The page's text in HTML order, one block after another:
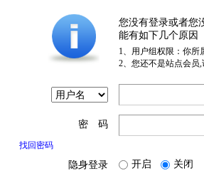
您没有登录或者您
能有如下几个原因
1、用户组权限：你所
2、您还不是站点会员
密 码
找回密码
隐身登录 开启 关闭